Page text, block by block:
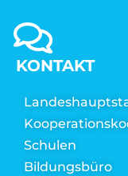
KONTAKT
Schulen
Bildungsbüro